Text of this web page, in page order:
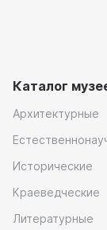
Каталог
Архитектурные
Исторические
Краеведческие
Литературные